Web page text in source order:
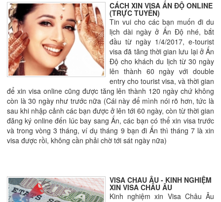
CÁCH XIN VISA ẤN ĐỘ ONLINE
(TRỰC TUYẾN)
Tin vui cho các bạn muốn đi du
lịch dài ngày ở Ấn Độ nhé, bắt
đầu từ ngày 1/4/2017, e-tourist
visa đã tăng thời gian lưu lại ở Ấn
Độ cho khách du lịch từ 30 ngày
lên thành 60 ngày với double
entry cho tourist visa, và thời gian
để xin visa online cũng được tăng lên thành 120 ngày chứ không
còn là 30 ngày như trước nữa (Cái này để mình nói rõ hơn, tức là
sau khi nhập cảnh các bạn được ở lên tới 60 ngày, còn từ thời gian
đăng ký online đến lúc bay sang Ấn, các bạn có thể xin visa trước
và trong vòng 3 tháng, ví dụ tháng 9 bạn đi Ấn thì tháng 7 là xin
visa được rồi, không cần phải chờ tới sát ngày nữa)
VISA CHAU ÂU - KINH NGHIỆM
XIN VISA CHÂU ÂU
Kinh nghiệm xin Visa Châu Âu